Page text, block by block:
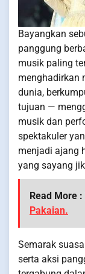
Bayangkan
panggung
musik paling
menghadirkan
dunia,
tujuan —
musik dan
spektakuler
menjadi ajang
yang sayang
Read More :
Pakaian.
Semarak
serta aksi